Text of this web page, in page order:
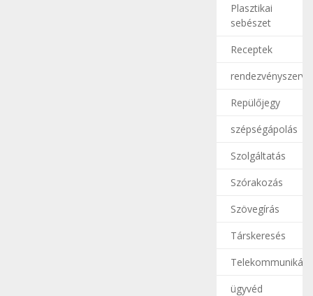
Plasztikai
sebészet
Receptek
Repülőjegy
szépségápolás
Szolgáltatás
Szórakozás
Szövegírás
Társkeresés
ügyvéd